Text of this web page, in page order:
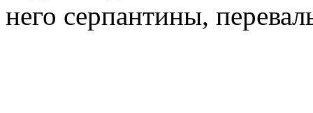
него серпантины,